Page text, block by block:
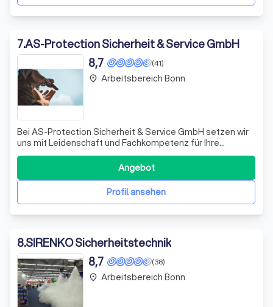
7.AS-Protection Sicherheit & Service GmbH
(41)
8,7
Bei AS-Protection Sicherheit & Service GmbH setzen wir
uns mit Leidenschaft und Fachkompetenz für Ihre
Sicherheit ein. Unser umfassendes Angebot an
Sicherheitsdienstleistungen schützt Sie, Ihre Lieben und
Ihre wertvollen Besitztümer in jeder Situation. Ob im
privaten Rahmen, in Ihrer Firma oder bei
Profil ansehen
Angebot
place Arbeitsbereich Bonn
8.SIRENKO Sicherheitstechnik
(38)
8,7
place Arbeitsbereich Bonn